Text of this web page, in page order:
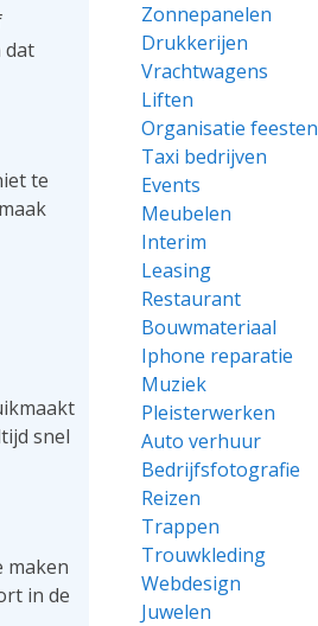
dat
te
snel
maken
in de
Zonnepanelen
Drukkerijen
Vrachtwagens
Liften
Organisatie feesten
Taxi bedrijven
Events
Meubelen
Interim
Leasing
Restaurant
Bouwmateriaal
Iphone reparatie
Muziek
Pleisterwerken
Auto verhuur
Bedrijfsfotografie
Reizen
Trappen
Trouwkleding
Webdesign
Juwelen